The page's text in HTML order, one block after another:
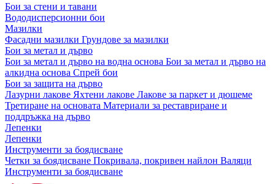
Бои за стени и тавани
Вододисперсионни бои
Мазилки
Фасадни мазилки Грундове за мазилки
Бои за метал и дърво
Бои за метал и дърво на водна основа Бои за метал и дърво на
алкидна основа Спрей бои
Бои за защита на дърво
Лазурни лакове Яхтени лакове Лакове за паркет и дюшеме
Третиране на основата Материали за реставриране и
поддръжка на дърво
Лепенки
Лепенки
Инструменти за боядисване
Четки за боядисване Покривала, покривен найлон Валяци
Инструменти за боядисване